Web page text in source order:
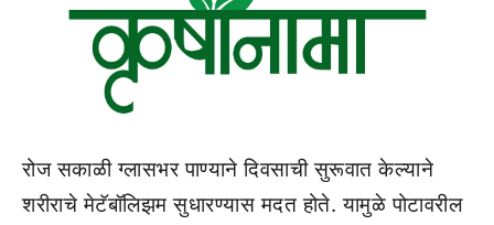
रोज सकाळी ग्लासभर पाण्याने दिवसाची सुरूवात केल्याने
शरीराचे मेटॅबॉलिझम सुधारण्यास मदत होते. यामुळे पोटावरील